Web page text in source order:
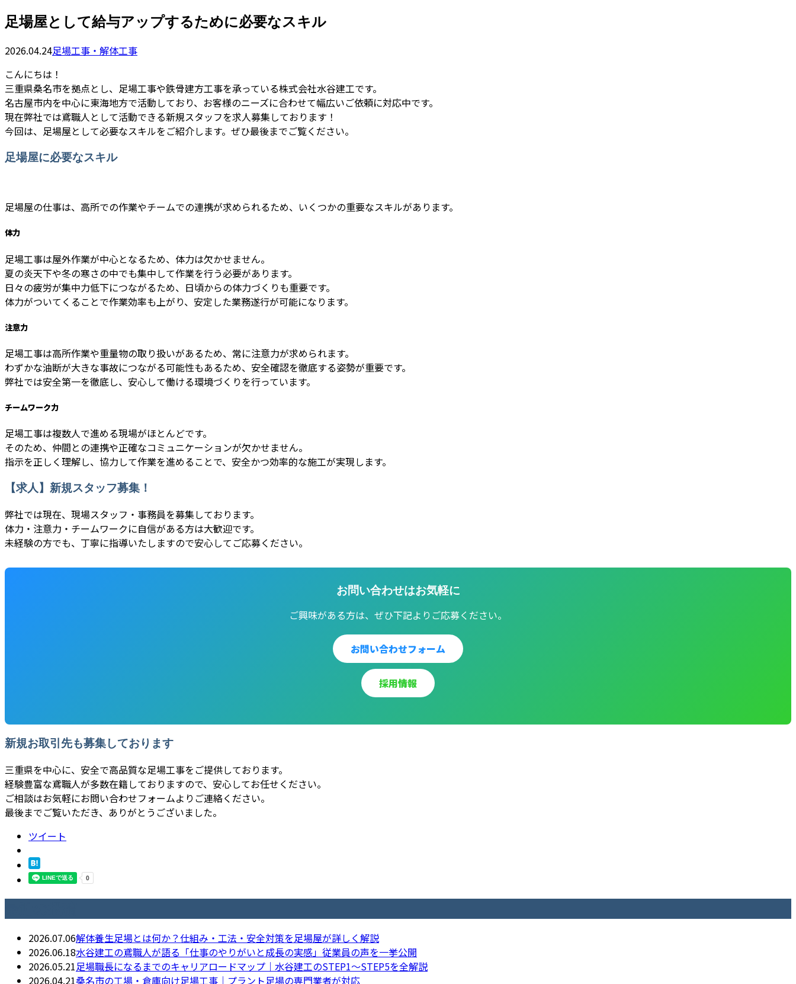
足場屋として給与アップするために必要なスキル
2026.04.24足場工事・解体工事
こんにちは！
三重県桑名市を拠点とし、足場工事や鉄骨建方工事を承っている株式会社水谷建工です。
名古屋市内を中心に東海地方で活動しており、お客様のニーズに合わせて幅広いご依頼に対応中です。
現在弊社では鳶職人として活動できる新規スタッフを求人募集しております！
今回は、足場屋として必要なスキルをご紹介します。ぜひ最後までご覧ください。
足場屋に必要なスキル
足場屋の仕事は、高所での作業やチームでの連携が求められるため、いくつかの重要なスキルがあります。
体力
足場工事は屋外作業が中心となるため、体力は欠かせません。
夏の炎天下や冬の寒さの中でも集中して作業を行う必要があります。
日々の疲労が集中力低下につながるため、日頃からの体力づくりも重要です。
体力がついてくることで作業効率も上がり、安定した業務遂行が可能になります。
注意力
足場工事は高所作業や重量物の取り扱いがあるため、常に注意力が求められます。
わずかな油断が大きな事故につながる可能性もあるため、安全確認を徹底する姿勢が重要です。
弊社では安全第一を徹底し、安心して働ける環境づくりを行っています。
チームワーク力
足場工事は複数人で進める現場がほとんどです。
そのため、仲間との連携や正確なコミュニケーションが欠かせません。
指示を正しく理解し、協力して作業を進めることで、安全かつ効率的な施工が実現します。
【求人】新規スタッフ募集！
弊社では現在、現場スタッフ・事務員を募集しております。
体力・注意力・チームワークに自信がある方は大歓迎です。
未経験の方でも、丁寧に指導いたしますので安心してご応募ください。
お問い合わせはお気軽に
ご興味がある方は、ぜひ下記よりご応募ください。
お問い合わせフォーム
採用情報
新規お取引先も募集しております
三重県を中心に、安全で高品質な足場工事をご提供しております。
経験豊富な鳶職人が多数在籍しておりますので、安心してお任せください。
ご相談はお気軽にお問い合わせフォームよりご連絡ください。
最後までご覧いただき、ありがとうございました。
ツイート
2026.07.06解体養生足場とは何か？仕組み・工法・安全対策を足場屋が詳しく解説
2026.06.18水谷建工の鳶職人が語る「仕事のやりがいと成長の実感」従業員の声を一挙公開
2026.05.21足場職長になるまでのキャリアロードマップ｜水谷建工のSTEP1〜STEP5を全解説
2026.04.21桑名市の工場・倉庫向け足場工事｜プラント足場の専門業者が対応